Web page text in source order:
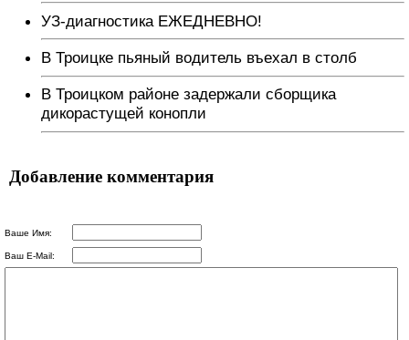
УЗ-диагностика ЕЖЕДНЕВНО!
В Троицке пьяный водитель въехал в столб
В Троицком районе задержали сборщика
дикорастущей конопли
Добавление комментария
Ваше Имя:
Ваш E-Mail: